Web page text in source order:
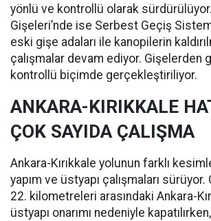
yönlü ve kontrollü olarak sürdürülüyor.
Gişeleri’nde ise Serbest Geçiş
eski gişe adaları ile kanopilerin
çalışmalar devam ediyor. Gişelerden
kontrollü biçimde gerçekleştiriliyor.
ANKARA-KIRIKKALE
ÇOK SAYIDA ÇALIŞMA
Ankara-Kırıkkale yolunun farklı
yapım ve üstyapı çalışmaları sürüyor.
22. kilometreleri arasındaki Ankara-
üstyapı onarımı nedeniyle